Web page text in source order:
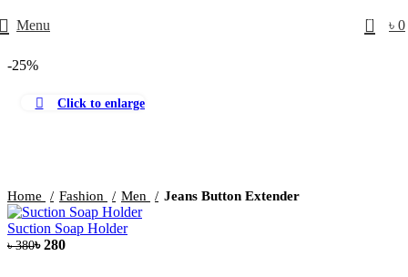
Menu 0 ৳ 0
-25%
Click to enlarge
Home Fashion Men Jeans Button Extender
Suction Soap Holder
৳ ৳